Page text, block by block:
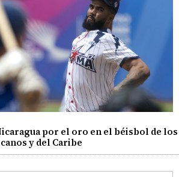
por el oro en el béisbol de los
y del Caribe